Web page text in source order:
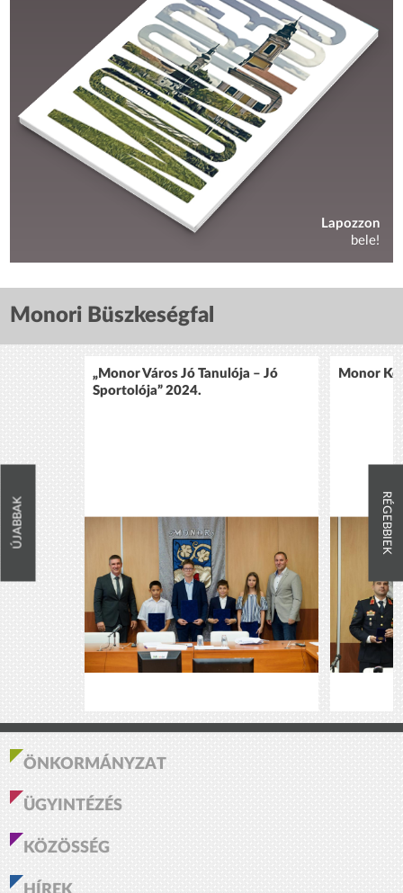
Lapozzon
bele!
Monori Büszkeségfal
ÚJABBAK
„Monor Város Jó Tanulója – Jó
Sportolója” 2024.
Monor
RÉGEBBIEK
ÖNKORMÁNYZAT
ÜGYINTÉZÉS
KÖZÖSSÉG
HÍREK